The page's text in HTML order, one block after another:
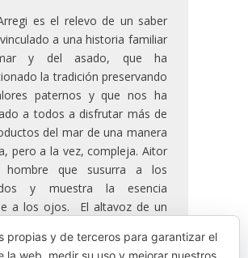
es el relevo de un saber
a una historia familiar
y del asado, que ha
la tradición preservando
paternos y que nos ha
a todos a disfrutar más de
del mar de una manera
pero a la vez, compleja. Aitor
que susurra a los
y muestra la esencia
a los ojos. El altavoz de un
a la costa vasca, y una
propias y de terceros para garantizar el
la web, medir su uso y mejorar nuestros